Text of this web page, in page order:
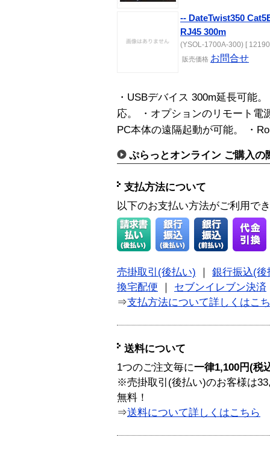
-- DateTwist350
RJ45 300m
(YSOL-1700A-300) [
販売価格 お問合せ
・USBデバイス 300m延長可能
応。 ・オプションのリモート電
PC本体の遠隔起動が可能。 ・
ぷらっとオンライン ご購入の
支払方法について
以下のお支払い方法がご利用で
売掛取引(後払い) ｜ 銀行振込(後
換宅配便 ｜ セブンイレブン決済
⇒支払方法について詳しくはこ
送料について
1つのご注文毎に一律1,100円(税
※売掛取引(後払い)のお客様は
無料！
⇒送料について詳しくはこちら